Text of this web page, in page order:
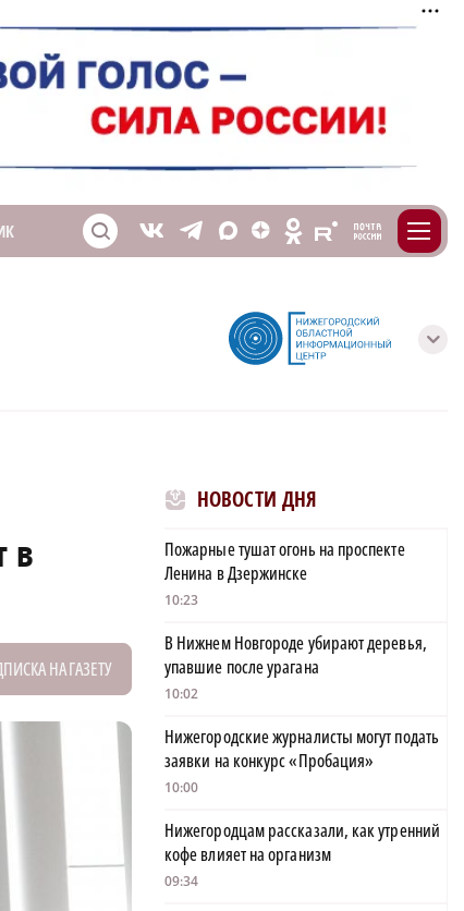
S V T X Z O E m
с
в
НА ГАЗЕТУ
НОВОСТИ ДНЯ
Пожарные тушат огонь на проспекте
Ленина в Дзержинске
10:23
В Нижнем Новгороде убирают деревья,
упавшие после урагана
10:02
Нижегородские журналисты могут подать
заявки на конкурс «Пробация»
10:00
Нижегородцам рассказали, как утренний
кофе влияет на организм
09:34